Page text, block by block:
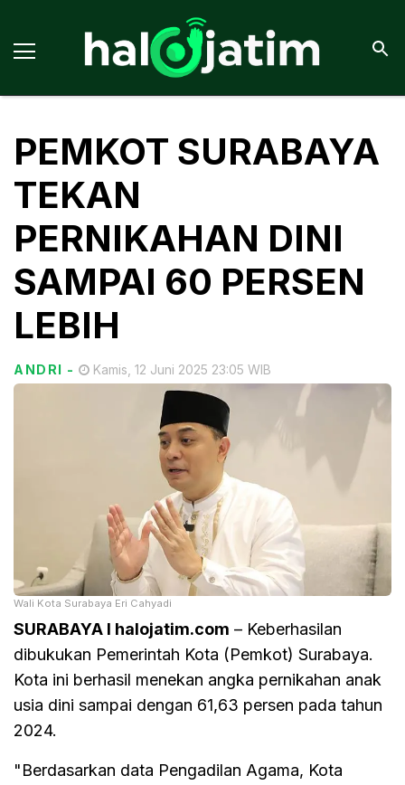
PEMKOT SURABAYA
TEKAN
PERNIKAHAN DINI
SAMPAI 60 PERSEN
LEBIH
ANDRI - Kamis, 12 Juni 2025 23:05 WIB
Wali Kota Surabaya Eri Cahyadi
SURABAYA I halojatim.com – Keberhasilan
dibukukan Pemerintah Kota (Pemkot) Surabaya.
Kota ini berhasil menekan angka pernikahan anak
usia dini sampai dengan 61,63 persen pada tahun
2024.
"Berdasarkan data Pengadilan Agama, Kota